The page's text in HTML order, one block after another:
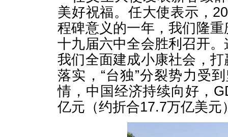
美好祝福。任大使表示，
程碑意义的一年，我们隆
十九届六中全会胜利召开。
我们全面建成小康社会，打
落实，“台独”分裂势力受
情，中国经济持续向好，
亿元（约折合17.7万亿美